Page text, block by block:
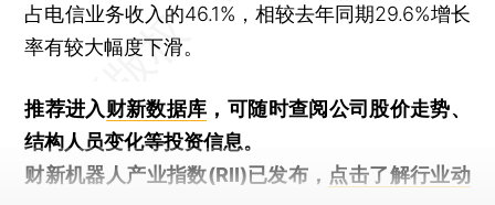
占电信业务收入的46.1%，相较去年同期29.6%增长
率有较大幅度下滑。
推荐进入财新数据库 ，可随时查阅公司股价走势、
结构人员变化等投资信息。
财新机器人产业指数(RII)已发布， 点击了解行业动